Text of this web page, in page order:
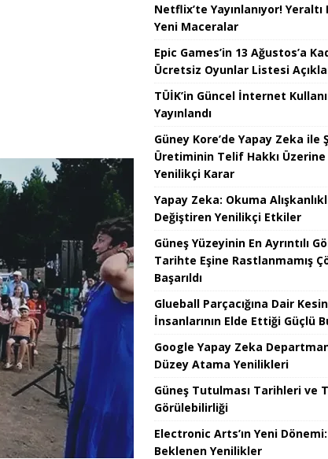
Netflix’te Yayınlanıyor! Yeraltı
Yeni Maceralar
Epic Games’in 13 Ağustos’a
Ücretsiz Oyunlar Listesi
TÜİK’in Güncel İnternet
Yayınlandı
Güney Kore’de Yapay Zeka ile
Üretiminin Telif Hakkı Üzerine
Yenilikçi Karar
Yapay Zeka: Okuma
Değiştiren Yenilikçi Etkiler
Güneş Yüzeyinin En Ayrıntılı
Tarihte Eşine Rastlanmamış
Başarıldı
Glueball Parçacığına Dair
İnsanlarının Elde Ettiği Güçlü
Google Yapay Zeka
Düzey Atama Yenilikleri
Güneş Tutulması Tarihleri ve
Görülebilirliği
Electronic Arts’ın Yeni
Beklenen Yenilikler